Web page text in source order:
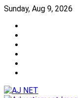
Skip
content
Sunday, Aug 9, 2026